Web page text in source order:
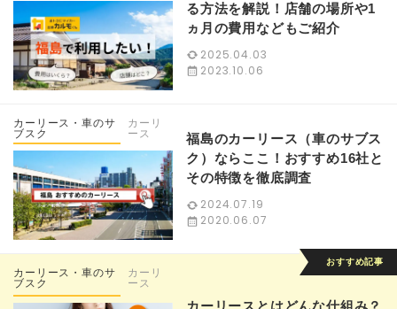
る方法を解説！店舗の場所や1
ヵ月の費用などもご紹介
2025.04.03
2023.10.06
カーリース・車のサ
ブスク
カーリ
ース
福島のカーリース（車のサブス
ク）ならここ！おすすめ16社と
その特徴を徹底調査
2024.07.19
2020.06.07
カーリース・車のサ
ブスク
カーリ
ース
カーリースとはどんな仕組み？